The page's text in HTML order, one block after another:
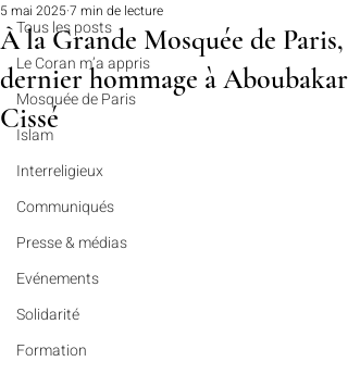
Tous les posts
Le Coran m’a appris
Mosquée de Paris
Islam
Interreligieux
Communiqués
Presse & médias
Evénements
Solidarité
Formation
À la Grande Mosquée de Paris,
dernier hommage à Aboubakar
Cissé
5 mai 20257 min de lecture